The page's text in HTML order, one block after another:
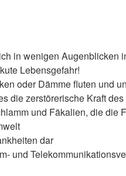
in wenigen Augenblicken
Lebensgefahr!
oder Dämme fluten und
die zerstörerische Kraft
und Fäkalien, die die
dar
und